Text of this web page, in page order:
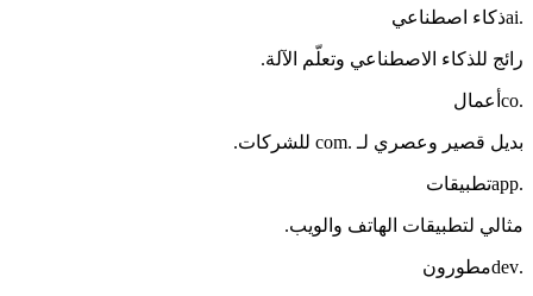
.ai ذكاء اصطناعي
رائج للذكاء الاصطناعي وتعلّم الآلة.
.co أعمال
بديل قصير وعصري لـ .com للشركات.
.app تطبيقات
مثالي لتطبيقات الهاتف والويب.
.dev مطورون